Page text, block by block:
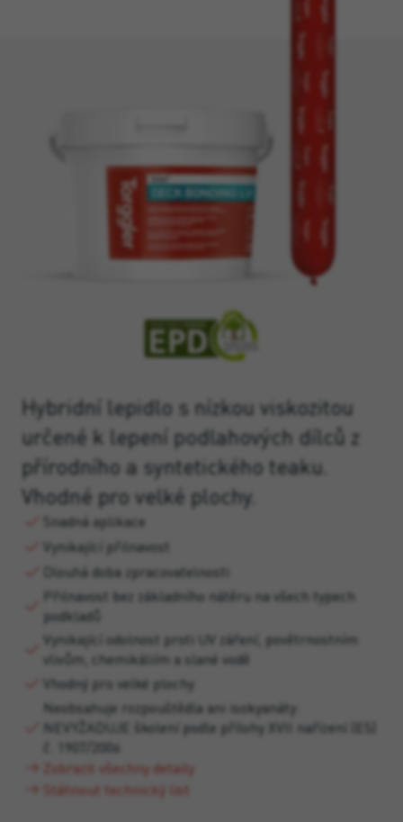
Hybridní lepidlo s nízkou viskozitou
určené k lepení podlahových dílců z
přírodního a syntetického teaku.
Vhodné pro velké plochy.
Snadná aplikace
Vynikající přilnavost
Dlouhá doba zpracovatelnosti
Přilnavost bez základního nátěru na všech typech
podkladů
Vynikající odolnost proti UV záření, povětrnostním
vlivům, chemikáliím a slané vodě
Vhodný pro velké plochy
Neobsahuje rozpouštědla ani isokyanáty:
NEVYŽADUJE školení podle přílohy XVII nařízení (ES)
č. 1907/2006
Zobrazit všechny detaily
Stáhnout technický list